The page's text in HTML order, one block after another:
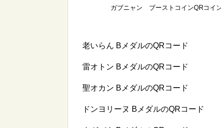
ガブニャン ブーストコインQRコイ
老いらん BメダルのQRコード
雷オトン BメダルのQRコード
聖オカン BメダルのQRコード
ドンヨリーヌ BメダルのQRコード